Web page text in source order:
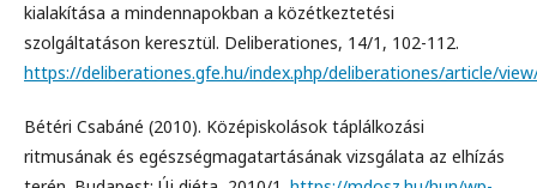
kialakítása a mindennapokban a közétkeztetési
szolgáltatáson keresztül. Deliberationes, 14/1, 102-112.
https://deliberationes.gfe.hu/index.php/deliberationes/article/
Bétéri Csabáné (2010). Középiskolások táplálkozási
ritmusának és egészségmagatartásának vizsgálata az elhízás